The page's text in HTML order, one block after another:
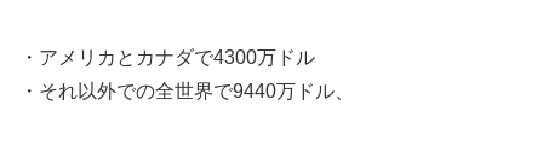
・アメリカとカナダで4300万ドル
・それ以外での全世界で9440万ドル、